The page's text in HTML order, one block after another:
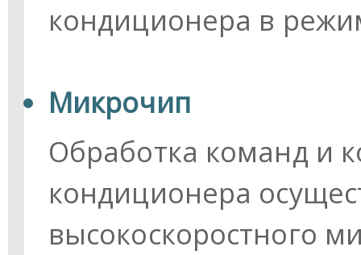
кондиционера в
Микрочип
Обработка команд и
кондиционера
высокоскоростного